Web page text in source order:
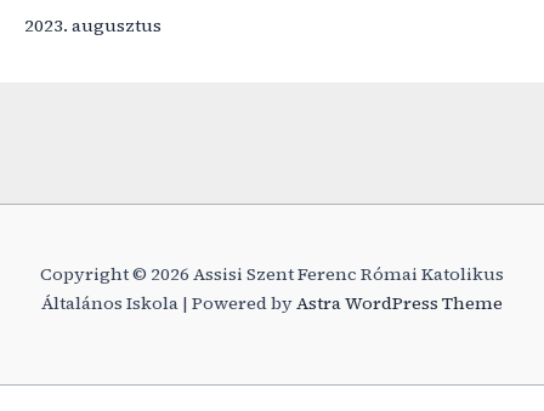
2023. augusztus
Copyright © 2026 Assisi Szent Ferenc Római Katolikus
Általános Iskola | Powered byAstra WordPress Theme